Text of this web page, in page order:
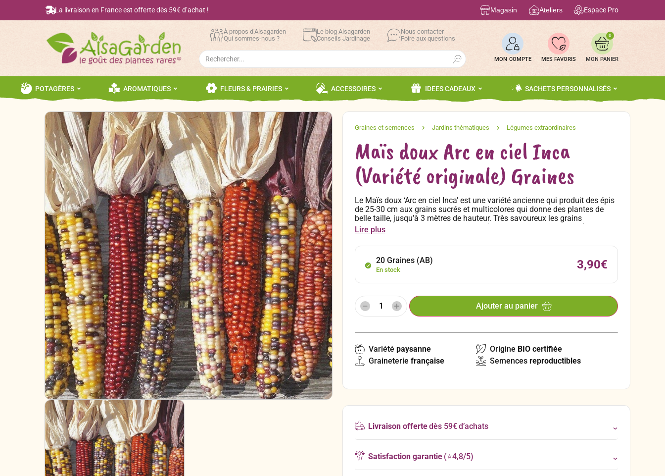
La livraison en France est offerte dès 59€ d’achat ! Magasin Ateliers Espace Pro
À propos d’Alsagarden
Qui sommes-nous ?
Le blog Alsagarden
Conseils Jardinage
Nous contacter
Foire aux questions
Search
for:
Search Button
MON COMPTE MES FAVORIS
0
POTAGÈRES AROMATIQUES FLEURS & PRAIRIES ACCESSOIRES IDEES CADEAUX SACHETS PERSONNALISÉS
Maïs doux Arc en ciel Inca
(Variété originale) Graines
Le Maïs doux ‘Arc en ciel Inca’ est une variété ancienne qui produit des épis
de 25-30 cm aux grains sucrés et multicolores qui donne des plantes de
belle taille, jusqu’à 3 mètres de hauteur. Très savoureux les grains
apparaissent avec plusieurs couleurs (blancs, rouges, jaune dorés).
Lire plus
20 Graines (AB)
En stock 3,90€
Ajouter au panier
Variété paysanne Origine BIO certifiée
Graineterie française Semences reproductibles
Livraison offertedès 59€ d’achats
Satisfaction garantie(⭐4,8/5)